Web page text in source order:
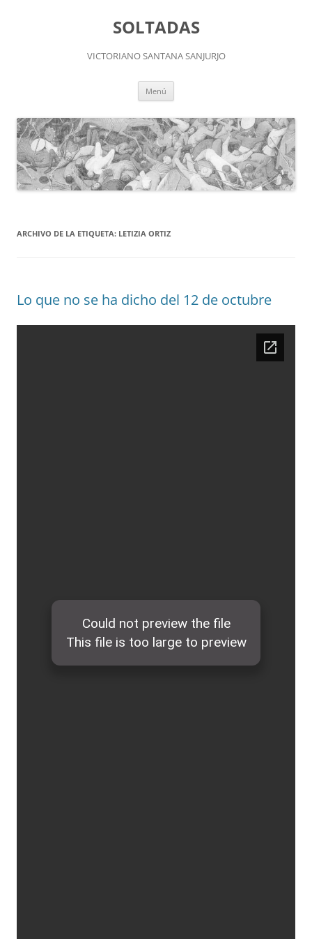
SOLTADAS
VICTORIANO SANTANA SANJURJO
Menú
ARCHIVO DE LA ETIQUETA: LETIZIA ORTIZ
Lo que no se ha dicho del 12 de octubre